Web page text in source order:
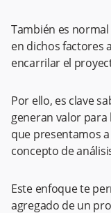
También es
en dichos factores
encarrilar el
Por ello, es clave
generan valor para
que presentamos
concepto de
Este enfoque te
agregado de un